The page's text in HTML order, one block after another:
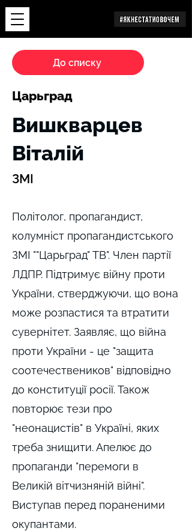
До списку
Царьград
ЗМІ
Вишкварцев
Віталій
Політолог, пропагандист,
колумніст пропагандистського
ЗМІ ""Царьград" ТВ". Член партії
ЛДПР. Підтримує війну проти
України, стверджуючи, що вона
може розпастися та втратити
сувернітет. Заявляє, що війна
проти України - це "защита
соотечествеников" відповідно
до конституції росії. Також
повторює тези про
"неонацистів" в Україні, яких
треба знищити. Апелює до
пропаганди "перемоги в
Великій вітчизняній війні".
Виступав перед пораненими
окупантами.